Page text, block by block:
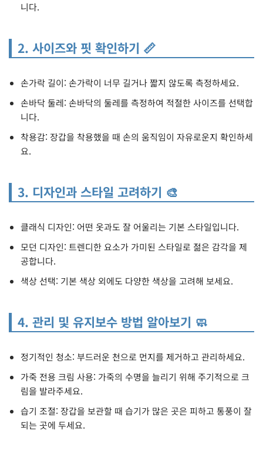
니다.
2. 사이즈와 핏 확인하기 📏
손가락 길이: 손가락이 너무 길거나 짧지 않도록 측정하세요.
손바닥 둘레: 손바닥의 둘레를 측정하여 적절한 사이즈를 선택합
니다.
착용감: 장갑을 착용했을 때 손의 움직임이 자유로운지 확인하세
요.
3. 디자인과 스타일 고려하기 🎨
클래식 디자인: 어떤 옷과도 잘 어울리는 기본 스타일입니다.
모던 디자인: 트렌디한 요소가 가미된 스타일로 젊은 감각을 제
공합니다.
색상 선택: 기본 색상 외에도 다양한 색상을 고려해 보세요.
4. 관리 및 유지보수 방법 알아보기 🧼
정기적인 청소: 부드러운 천으로 먼지를 제거하고 관리하세요.
가죽 전용 크림 사용: 가죽의 수명을 늘리기 위해 주기적으로 크
림을 발라주세요.
습기 조절: 장갑을 보관할 때 습기가 많은 곳은 피하고 통풍이 잘
되는 곳에 두세요.